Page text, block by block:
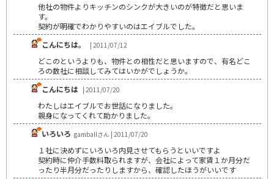
他社の物件よりキッチンのシンクが大きいのが特徴だと思いま
す。
契約が明確でわかりやすいのはエイブルでした。
こんにちは。
| 2011/07/12
どこのというよりも、物件との相性だと思いますので、有名どこ
ろの数社に相談してみてはいかがでしょうか。
こんにちは | 2011/07/20
わたしはエイブルでお世話になりました。
親身になってくれて助かりました。
いろいろ gamballさん | 2011/07/20
１社に決めずにいろいろ内見させてもらうといいですよ
契約時に仲介手数料取られますが、会社によって家賃１か月分だ
ったり半月分だったりしますから、確認したほうがいいです